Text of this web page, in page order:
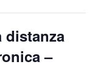
distanza
–